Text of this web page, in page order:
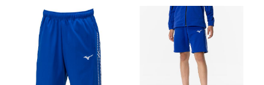
健康／エクササイズ
ジュニア／キッズ